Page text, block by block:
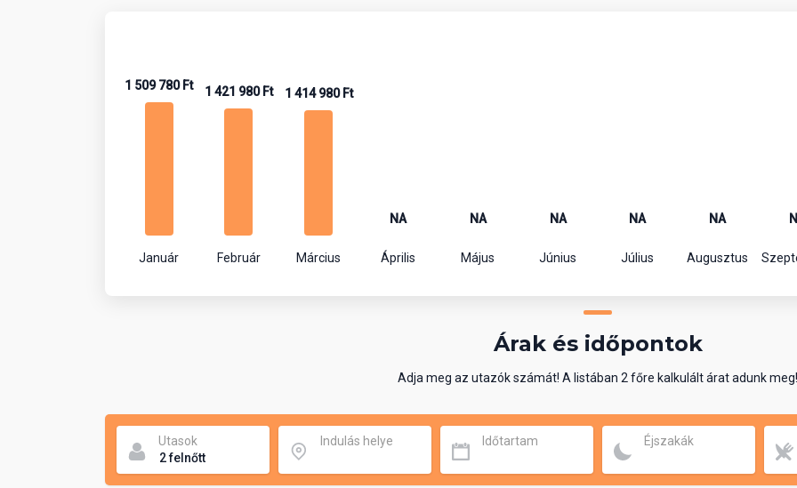
1 509 780 Ft
Január
1 421 980 Ft
Február
1 414 980 Ft
Március
NA
Április
NA
Május
NA
Június
NA
Július
NA
Augusztus
Árak és időpontok
Adja meg az utazók számát! A listában 2 főre kalkulált árat adunk meg!
Utasok Indulás helye Időtartam Éjszakák